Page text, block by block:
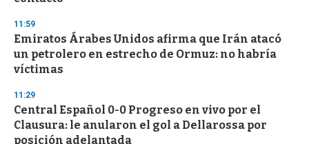
d
s
11:59
Emiratos Árabes Unidos afirma que Irán atacó
un petrolero en estrecho de Ormuz: no habría
víctimas
11:29
Central Español 0-0 Progreso en vivo por el
Clausura: le anularon el gol a Dellarossa por
posición adelantada